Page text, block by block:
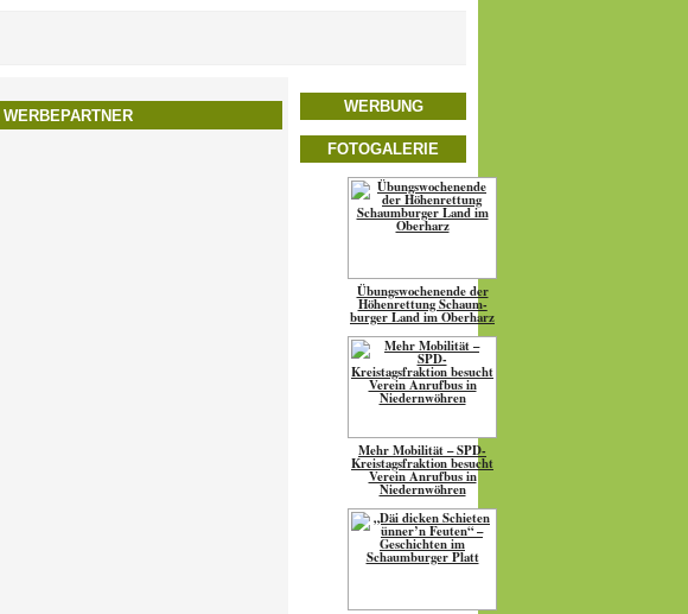
WERBUNG
FOTOGALERIE
Übungs­wo­chen­ende der
Höhen­ret­tung Schaum­
burger Land im Oberharz
Mehr Mobilität – SPD-
Kreistagsfraktion besucht
Verein Anrufbus in
Niedernwöhren